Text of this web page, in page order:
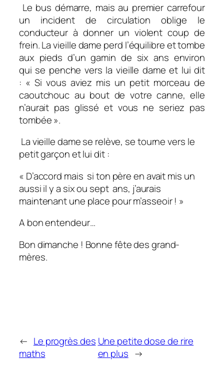
Le bus démarre, mais au premier carrefour
un incident de circulation oblige le
conducteur à donner un violent coup de
frein. La vieille dame perd l’équilibre et tombe
aux pieds d’un gamin de six ans environ
qui se penche vers la vieille dame et lui dit
: « Si vous aviez mis un petit morceau de
caoutchouc au bout de votre canne, elle
n’aurait pas glissé et vous ne seriez pas
tombée ».
La vieille dame se relève, se tourne vers le
petit garçon et lui dit :
« D’accord mais si ton père en avait mis un
aussi il y a six ou sept ans, j’aurais
maintenant une place pour m’asseoir ! »
A bon entendeur…
Bon dimanche ! Bonne fête des grand-
mères.
← Le progrès des
maths
Une petite dose de rire
en plus →